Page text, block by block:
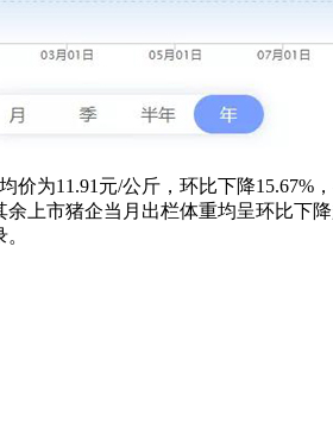
为11.91元/公斤，环比下降
上市猪企当月出栏体重均呈环比下